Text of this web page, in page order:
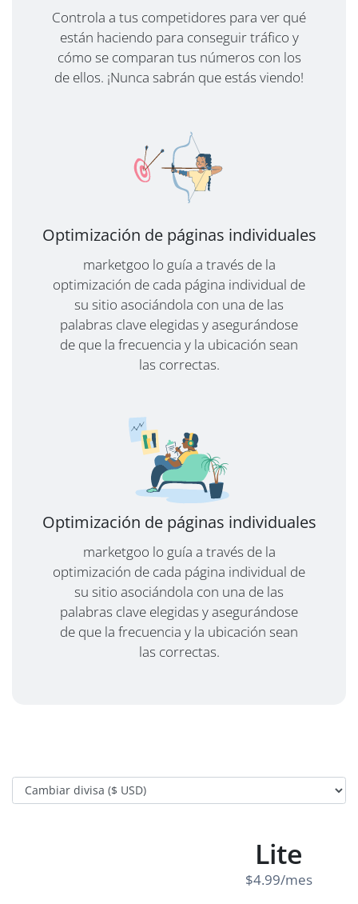
Controla a tus competidores para ver qué
están haciendo para conseguir tráfico y
cómo se comparan tus números con los
de ellos. ¡Nunca sabrán que estás viendo!
Optimización de páginas individuales
marketgoo lo guía a través de la
optimización de cada página individual de
su sitio asociándola con una de las
palabras clave elegidas y asegurándose
de que la frecuencia y la ubicación sean
las correctas.
Optimización de páginas individuales
marketgoo lo guía a través de la
optimización de cada página individual de
su sitio asociándola con una de las
palabras clave elegidas y asegurándose
de que la frecuencia y la ubicación sean
las correctas.
Lite
$4.99/mes